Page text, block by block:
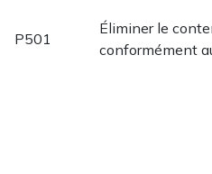
P501
Éliminer le
conformément